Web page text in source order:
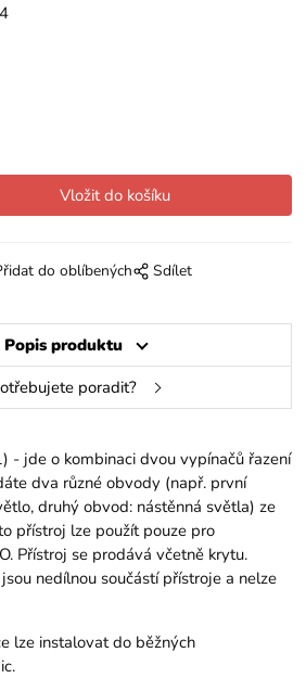
do oblíbených Sdílet
Popis produktu
poradit?
- jde o kombinaci dvou vypínačů řazení
dva různé obvody (např. první
druhý obvod: nástěnná světla) ze
přístroj lze použít pouze pro
Přístroj se prodává včetně krytu.
nedílnou součástí přístroje a nelze
lze instalovat do běžných